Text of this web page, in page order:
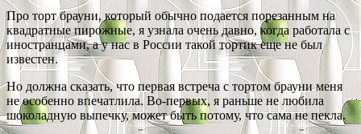
Про торт брауни, который обычно подается порезанным на
квадратные пирожные, я узнала очень давно, когда работала с
иностранцами, а у нас в России такой тортик еще не был
известен.
Но должна сказать, что первая встреча с тортом брауни меня
не особенно впечатлила. Во-первых, я раньше не любила
шоколадную выпечку, может быть потому, что сама не пекла.